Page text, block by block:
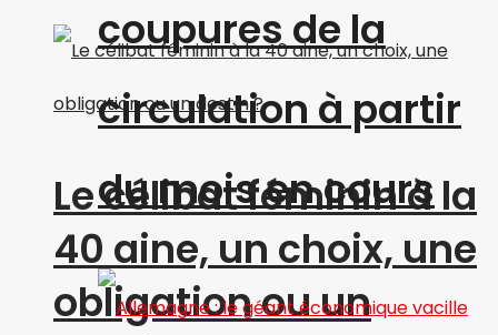
Le célibat féminin à la
40 aine, un choix, une
obligation ou un
coupures de la
circulation à partir
du mois en cours